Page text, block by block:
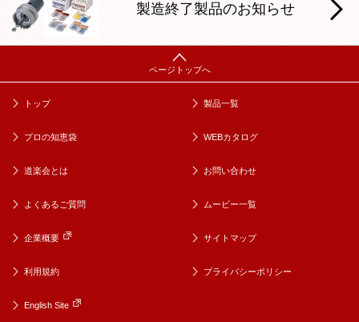
製造終了製品のお知らせ
トップ 製品一覧
プロの知恵袋 WEBカタログ
道楽会とは お問い合わせ
よくあるご質問 ムービー一覧
企業概要 サイトマップ
利用規約 プライバシーポリシー
English Site